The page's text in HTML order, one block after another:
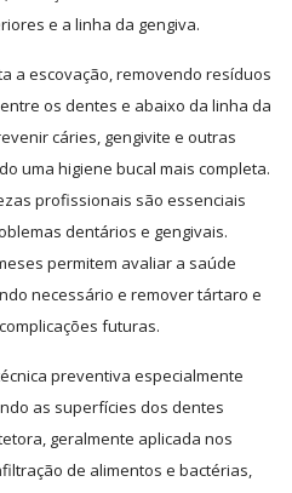
e a linha da gengiva.
a escovação, removendo resíduos
os dentes e abaixo da linha da
cáries, gengivite e outras
uma higiene bucal mais completa.
profissionais são essenciais
dentários e gengivais.
permitem avaliar a saúde
necessário e remover tártaro e
futuras.
preventiva especialmente
as superfícies dos dentes
geralmente aplicada nos
de alimentos e bactérias,